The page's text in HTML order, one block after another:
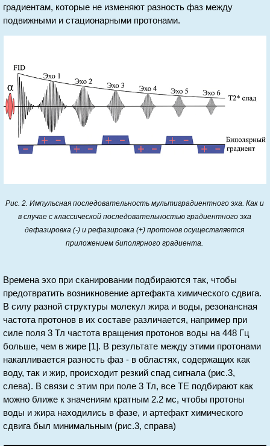
градиентам, которые не изменяют разность фаз между
подвижными и стационарными протонами.
Рис. 2. Импульсная последовательность мультиградиентного эха. Как и
в случае с классической последовательностью градиентного эха
дефазировка (-) и рефазировка (+) протонов осуществляется
приложением биполярного градиента.
Времена эхо при сканировании подбираются так, чтобы
предотвратить возникновение артефакта химического сдвига.
В силу разной структуры молекул жира и воды, резонансная
частота протонов в их составе различается, например при
силе поля 3 Тл частота вращения протонов воды на 448 Гц
больше, чем в жире [1]. В результате между этими протонами
накапливается разность фаз - в областях, содержащих как
воду, так и жир, происходит резкий спад сигнала (рис.3,
слева). В связи с этим при поле 3 Тл, все TE подбирают как
можно ближе к значениям кратным 2.2 мс, чтобы протоны
воды и жира находились в фазе, и артефакт химического
сдвига был минимальным (рис.3, справа)